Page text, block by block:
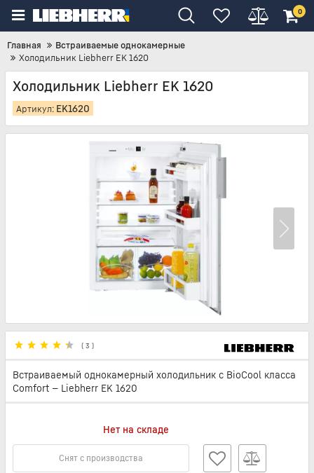
0
Главная
Встраиваемые однокамерные
Холодильник Liebherr EK 1620
Холодильник Liebherr EK 1620
Артикул: EK1620
( 3 )
Встраиваемый однокамерный холодильник с BioCool класса
Comfort — Liebherr EK 1620
Нет на складе
Снят с производства